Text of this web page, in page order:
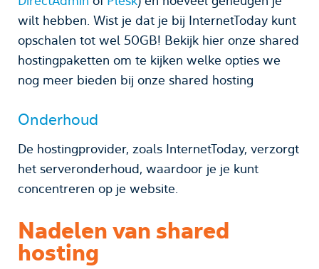
wilt hebben. Wist je dat je bij InternetToday kunt
opschalen tot wel 50GB! Bekijk hier onze shared
hostingpaketten om te kijken welke opties we
nog meer bieden bij onze shared hosting
Onderhoud
De hostingprovider, zoals InternetToday, verzorgt
het serveronderhoud, waardoor je je kunt
concentreren op je website.
Nadelen van shared
hosting